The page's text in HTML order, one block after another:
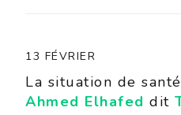
13 FÉVRIER
La situation de santé
Ahmed Elhafed dit